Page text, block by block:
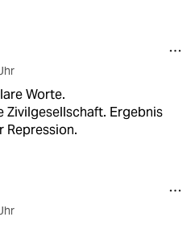
Worte.
Zivilgesellschaft. Ergebnis
Repression.